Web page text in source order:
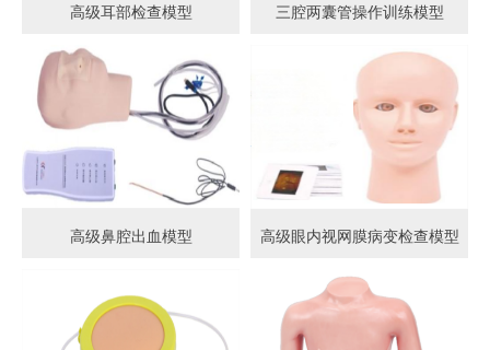
高级耳部检查模型 三腔两囊管操作训练模型
高级鼻腔出血模型 高级眼内视网膜病变检查模型